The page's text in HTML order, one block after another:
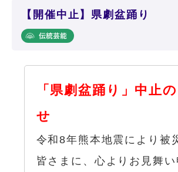
【開催中止】県劇盆踊り
「県劇盆踊り」中止
せ
令和8年熊本地震により被
皆さまに、心よりお見舞